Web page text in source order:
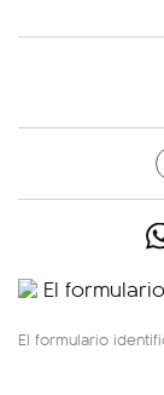
El formulario